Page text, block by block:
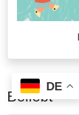
Beliebt
DE